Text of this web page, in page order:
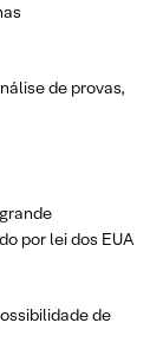
de provas,
por lei dos EUA
de